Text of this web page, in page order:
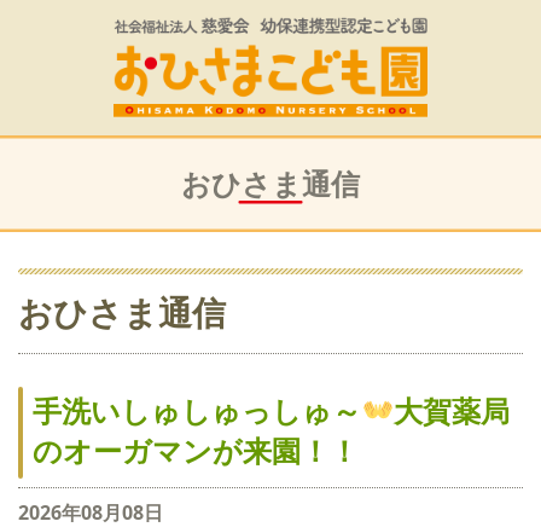
おひさま通信
おひさま通信
手洗いしゅしゅっしゅ～
大賀薬局
のオーガマンが来園！！
2026年08月08日